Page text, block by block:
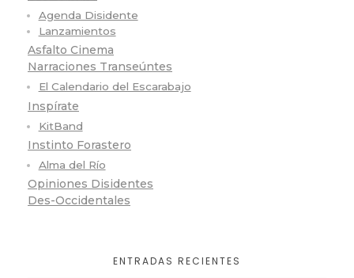
Agenda Disidente
Lanzamientos
Asfalto Cinema
Narraciones Transeúntes
El Calendario del Escarabajo
Inspírate
KitBand
Instinto Forastero
Alma del Río
Opiniones Disidentes
Des-Occidentales
ENTRADAS RECIENTES